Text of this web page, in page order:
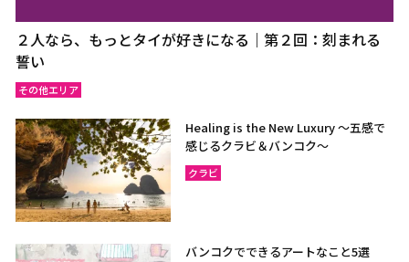
２人なら、もっとタイが好きになる｜第２回：刻まれる
誓い
その他エリア
Healing is the New Luxury ～五感で
感じるクラビ＆バンコク～
クラビ
バンコクでできるアートなこと5選